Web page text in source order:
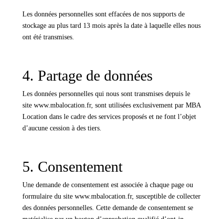
Les données personnelles sont effacées de nos supports de
stockage au plus tard 13 mois après la date à laquelle elles nous
ont été transmises.
4. Partage de données
Les données personnelles qui nous sont transmises depuis le
site www.mbalocation.fr, sont utilisées exclusivement par MBA
Location dans le cadre des services proposés et ne font l’objet
d’aucune cession à des tiers.
5. Consentement
Une demande de consentement est associée à chaque page ou
formulaire du site www.mbalocation.fr, susceptible de collecter
des données personnelles. Cette demande de consentement se